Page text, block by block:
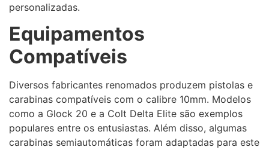
personalizadas.
Equipamentos
Compatíveis
Diversos fabricantes renomados produzem pistolas e
carabinas compatíveis com o calibre 10mm. Modelos
como a Glock 20 e a Colt Delta Elite são exemplos
populares entre os entusiastas. Além disso, algumas
carabinas semiautomáticas foram adaptadas para este